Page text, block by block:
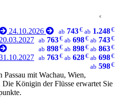
€
ab 1.248€
ab 743€
24.10.2026
ab 743€
ab 698€
ab 763€
20.03.2027
ab 863€
ab 898€
ab 898€
ab 698€
ab 628€
ab 763€
ab 598€
mit Wachau, Wien,
Königin der Flüsse erwartet Sie